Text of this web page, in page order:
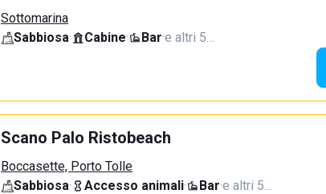
Sottomarina
Sabbiosa· Cabine· Bar·e altri 5…
Scano Palo Ristobeach
Boccasette, Porto Tolle
Sabbiosa· Accesso animali· Bar·e altri 5…